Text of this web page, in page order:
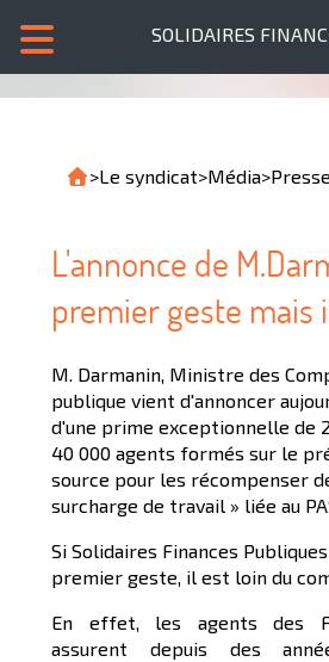
SOLIDAIRES
>Le syndicat>Média>Presse
L'annonce de
premier geste mais
M. Darmanin, Ministre des
publique vient d'annoncer
d'une prime exceptionnelle de
40 000 agents formés sur le
source pour les récompenser
surcharge de travail » liée au
Si Solidaires Finances
premier geste, il est loin du
En effet, les agents des
assurent depuis des